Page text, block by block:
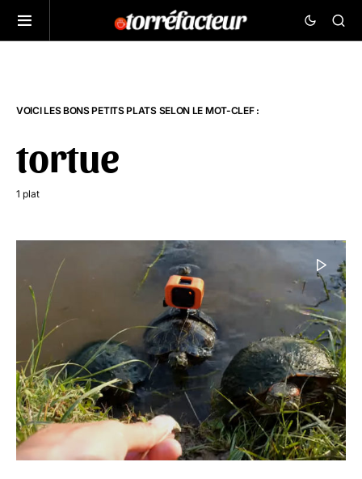
VOICI LES BONS PETITS PLATS SELON LE MOT-CLEF :
tortue
1 plat